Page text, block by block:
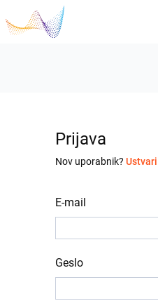
Prijava
Nov uporabnik?
E-mail
Geslo